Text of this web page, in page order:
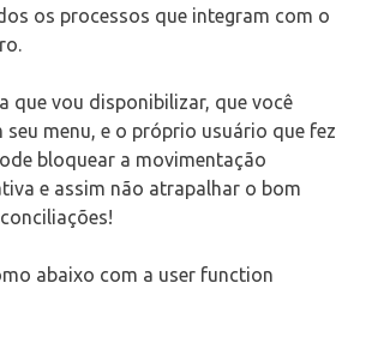
os processos que integram com o
que vou disponibilizar, que você
seu menu, e o próprio usuário que fez
bloquear a movimentação
e assim não atrapalhar o bom
abaixo com a user function